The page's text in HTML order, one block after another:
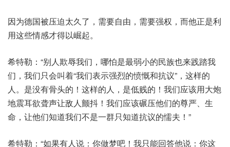
因为德国被压迫太久了，需要自由，需要强权，而他正是利
用这些情感才得以崛起。
希特勒：“别人欺辱我们，哪怕是最弱小的民族也来践踏我
们，我们只会叫着“我们表示强烈的愤慨和抗议”，这样的
人。是没有骨头的！这样的人，是低贱的！我们应该用大炮
地震耳欲聋声让敌人颤抖！我们应该碾压他们的尊严、生
命，让他们知道我们不是一群只知道抗议的懦夫！”
希特勒：“如果有人说：你做梦吧！我只能回答他说：你这